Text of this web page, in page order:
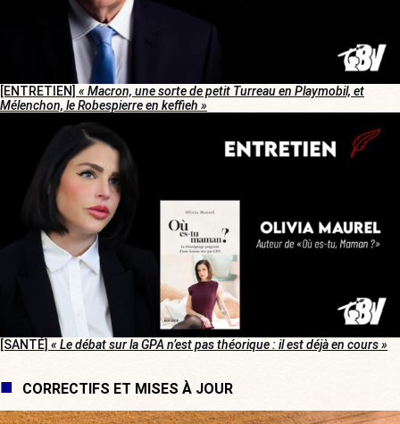
[ENTRETIEN] « Macron, une sorte de petit Turreau en Playmobil, et
Mélenchon, le Robespierre en keffieh »
[SANTÉ] « Le débat sur la GPA n’est pas théorique : il est déjà en cours »
CORRECTIFS ET MISES À JOUR